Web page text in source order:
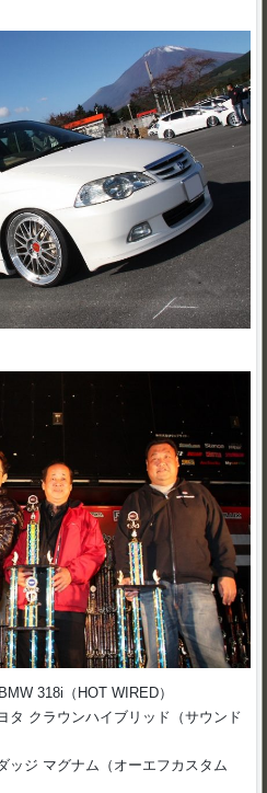
318i（HOT WIRED）
タ クラウンハイブリッド（サウンド
ッジ マグナム（オーエフカスタム